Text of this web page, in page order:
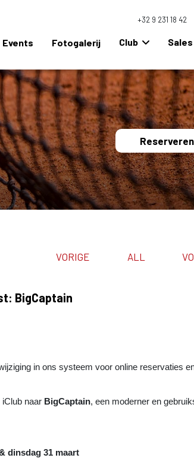
+32 9 231 18 42
Events Fotogalerij Club Sales
VORIGE ALL
BigCaptain
in ons systeem voor online reservaties
naar BigCaptain, een moderner en
dinsdag 31 maart